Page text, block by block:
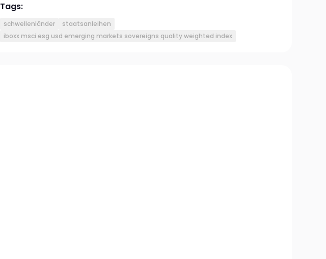
Tags:
schwellenländer
staatsanleihen
iboxx msci esg usd emerging markets sovereigns quality weighted index